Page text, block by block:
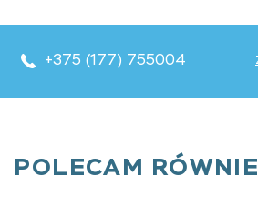
+375 (177) 755004
POLECAM